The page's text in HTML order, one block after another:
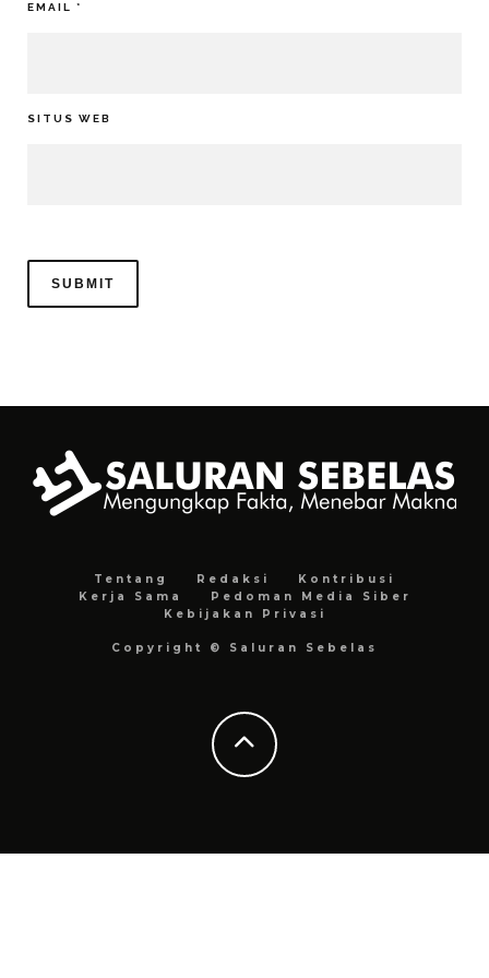
EMAIL *
SITUS WEB
Tentang Redaksi
Kontribusi
Kerja Sama
Pedoman Media Siber
Kebijakan Privasi
Copyright © Saluran Sebelas